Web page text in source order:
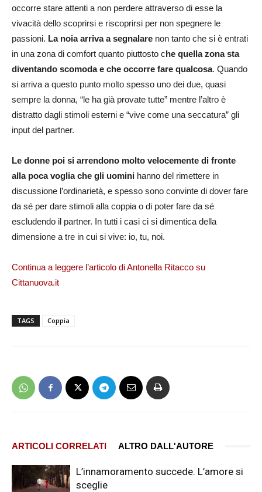
occorre stare attenti a non perdere attraverso di esse la
vivacità dello scoprirsi e riscoprirsi per non spegnere le
passioni. La noia arriva a segnalare non tanto che si è entrati
in una zona di comfort quanto piuttosto che quella zona sta
diventando scomoda e che occorre fare qualcosa. Quando
si arriva a questo punto molto spesso uno dei due, quasi
sempre la donna, “le ha già provate tutte” mentre l’altro è
distratto dagli stimoli esterni e “vive come una seccatura” gli
input del partner.
Le donne poi si arrendono molto velocemente di fronte
alla poca voglia che gli uomini hanno del rimettere in
discussione l’ordinarietà, e spesso sono convinte di dover fare
da sé per dare stimoli alla coppia o di poter fare da sé
escludendo il partner. In tutti i casi ci si dimentica della
dimensione a tre in cui si vive: io, tu, noi.
Continua a leggere l’articolo di Antonella Ritacco su
Cittanuova.it
TAGS Coppia
ARTICOLI CORRELATI ALTRO DALL'AUTORE
L’innamoramento succede. L’amore si
sceglie